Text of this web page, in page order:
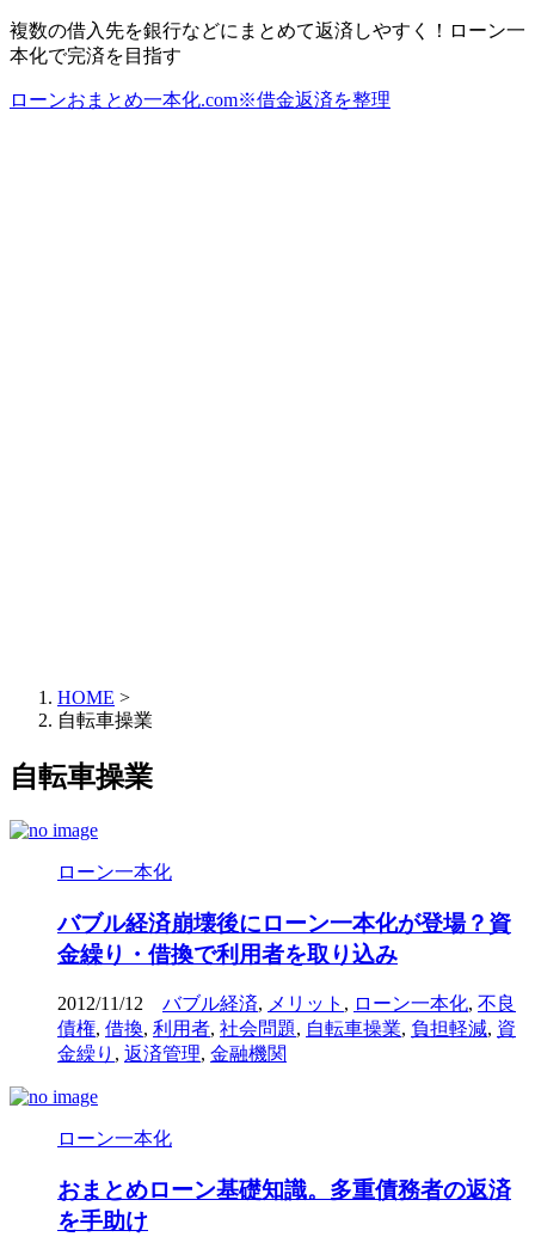
複数の借入先を銀行などにまとめて返済しやすく！ローン一
本化で完済を目指す
ローンおまとめ一本化.com※借金返済を整理
HOME >
自転車操業
自転車操業
ローン一本化
バブル経済崩壊後にローン一本化が登場？資
金繰り・借換で利用者を取り込み
2012/11/12 バブル経済, メリット , ローン一本化, 不良
債権, 借換, 利用者, 社会問題, 自転車操業, 負担軽減, 資
金繰り , 返済管理, 金融機関
ローン一本化
おまとめローン基礎知識。多重債務者の返済
を手助け